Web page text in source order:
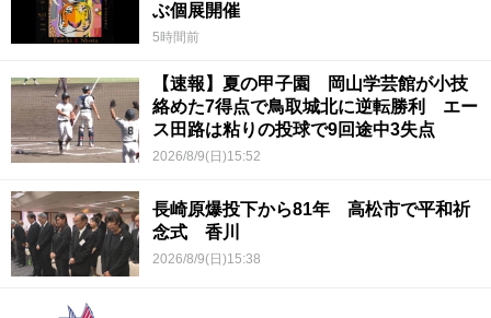
ぶ個展開催
5時間前
【速報】夏の甲子園 岡山学芸館が小技
絡めた7得点で鳥取城北に逆転勝利 エー
ス田路は粘りの投球で9回途中3失点
2026/8/9(日)15:52
長崎原爆投下から81年 高松市で平和祈
念式 香川
2026/8/9(日)15:38